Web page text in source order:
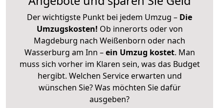
Der wichtigste Punkt bei jedem Umzug – Die
Umzugskosten! Ob innerorts oder von
Magdeburg nach Weißenborn oder nach
Wasserburg am Inn –ein Umzug kostet. Man
muss sich vorher im Klaren sein, was das Budget
hergibt. Welchen Service erwarten und
wünschen Sie? Was möchten Sie dafür
ausgeben?